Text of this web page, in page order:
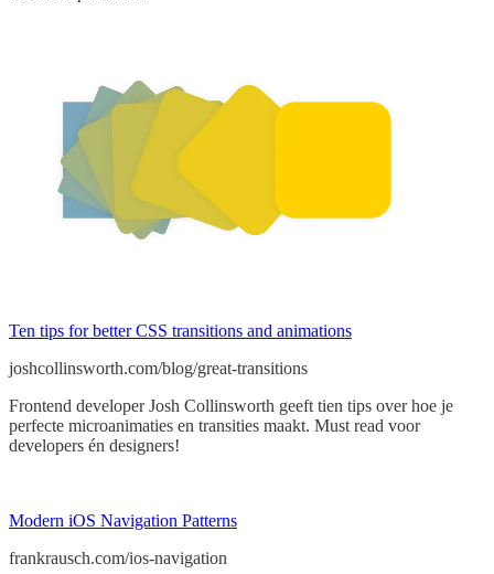
Ten tips for better CSS transitions and animations
joshcollinsworth.com/blog/great-transitions
Frontend developer Josh Collinsworth geeft tien tips over hoe je
perfecte microanimaties en transities maakt. Must read voor
developers én designers!
Modern iOS Navigation Patterns
frankrausch.com/ios-navigation